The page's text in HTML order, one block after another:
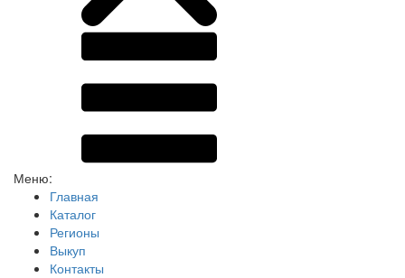
Меню:
Главная
Каталог
Регионы
Выкуп
Контакты